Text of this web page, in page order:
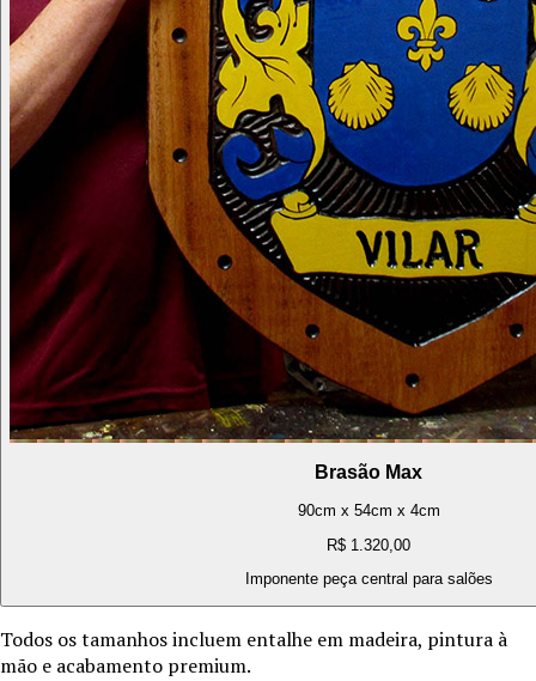
Brasão Max
90cm x 54cm x 4cm
R$ 1.320,00
Imponente peça central para salões
Todos os tamanhos incluem entalhe em madeira, pintura à
mão e acabamento premium.